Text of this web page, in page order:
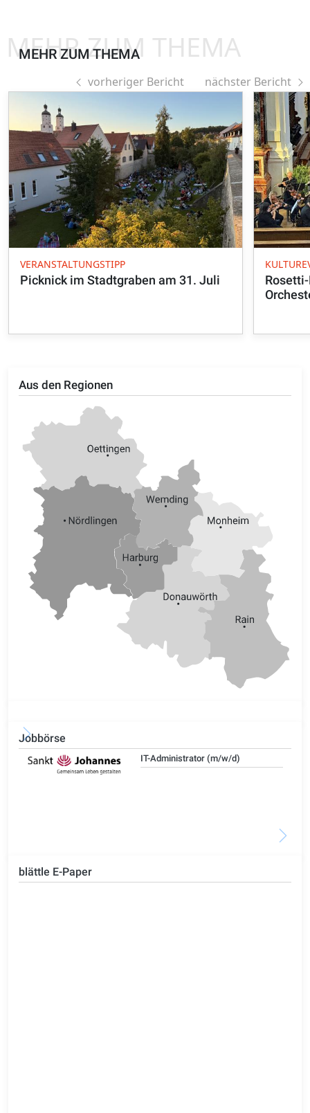
Aus den Regionen
Jobbörse
IT-Administrator (m/w/d)
blättle E-Paper
MEHR ZUM THEMA
MEHR ZUM THEMA
vorheriger Bericht nächster Bericht
VERANSTALTUNGSTIPP
Picknick im Stadtgraben am 31. Juli